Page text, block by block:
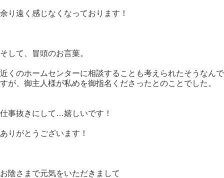
余り遠く感じなくなっております！
そして、冒頭のお言葉。
近くのホームセンターに相談することも考えられたそうなんで
すが、御主人様が私めを御指名くださったとのことでした。
仕事抜きにして…嬉しいです！
ありがとうございます！
お陰さまで元気をいただきまして